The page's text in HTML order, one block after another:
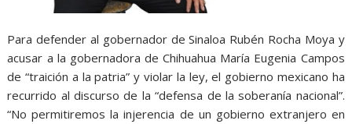
Para defender al gobernador de Sinaloa Rubén Rocha Moya y
acusar a la gobernadora de Chihuahua María Eugenia Campos
de “traición a la patria” y violar la ley, el gobierno mexicano ha
recurrido al discurso de la “defensa de la soberanía nacional”.
“No permitiremos la injerencia de un gobierno extranjero en